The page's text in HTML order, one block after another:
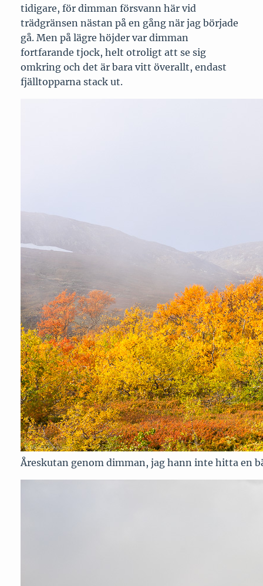
tidigare, för dimman försvann här vid
trädgränsen nästan på en gång när jag började
gå. Men på lägre höjder var dimman
fortfarande tjock, helt otroligt att se sig
omkring och det är bara vitt överallt, endast
fjälltopparna stack ut.
Åreskutan genom dimman, jag hann inte hitta en